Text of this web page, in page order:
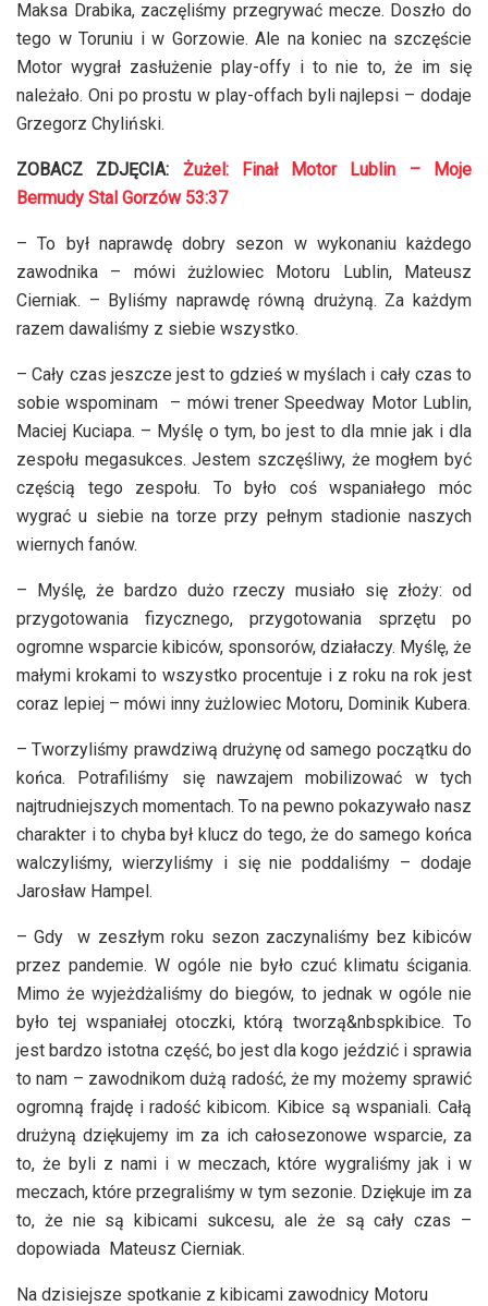
Maksa Drabika, zaczęliśmy przegrywać mecze. Doszło do
tego w Toruniu i w Gorzowie. Ale na koniec na szczęście
Motor wygrał zasłużenie play-offy i to nie to, że im się
należało. Oni po prostu w play-offach byli najlepsi – dodaje
Grzegorz Chyliński.
ZOBACZ ZDJĘCIA: Żużel: Finał Motor Lublin – Moje
Bermudy Stal Gorzów 53:37
– To był naprawdę dobry sezon w wykonaniu każdego
zawodnika – mówi żużlowiec Motoru Lublin, Mateusz
Cierniak. – Byliśmy naprawdę równą drużyną. Za każdym
razem dawaliśmy z siebie wszystko.
– Cały czas jeszcze jest to gdzieś w myślach i cały czas to
sobie wspominam – mówi trener Speedway Motor Lublin,
Maciej Kuciapa. – Myślę o tym, bo jest to dla mnie jak i dla
zespołu megasukces. Jestem szczęśliwy, że mogłem być
częścią tego zespołu. To było coś wspaniałego móc
wygrać u siebie na torze przy pełnym stadionie naszych
wiernych fanów.
– Myślę, że bardzo dużo rzeczy musiało się złoży: od
przygotowania fizycznego, przygotowania sprzętu po
ogromne wsparcie kibiców, sponsorów, działaczy. Myślę, że
małymi krokami to wszystko procentuje i z roku na rok jest
coraz lepiej – mówi inny żużlowiec Motoru, Dominik Kubera.
– Tworzyliśmy prawdziwą drużynę od samego początku do
końca. Potrafiliśmy się nawzajem mobilizować w tych
najtrudniejszych momentach. To na pewno pokazywało nasz
charakter i to chyba był klucz do tego, że do samego końca
walczyliśmy, wierzyliśmy i się nie poddaliśmy – dodaje
Jarosław Hampel.
– Gdy w zeszłym roku sezon zaczynaliśmy bez kibiców
przez pandemie. W ogóle nie było czuć klimatu ścigania.
Mimo że wyjeżdżaliśmy do biegów, to jednak w ogóle nie
było tej wspaniałej otoczki, którą tworzą&nbspkibice. To
jest bardzo istotna część, bo jest dla kogo jeździć i sprawia
to nam – zawodnikom dużą radość, że my możemy sprawić
ogromną frajdę i radość kibicom. Kibice są wspaniali. Całą
drużyną dziękujemy im za ich całosezonowe wsparcie, za
to, że byli z nami i w meczach, które wygraliśmy jak i w
meczach, które przegraliśmy w tym sezonie. Dziękuje im za
to, że nie są kibicami sukcesu, ale że są cały czas –
dopowiada Mateusz Cierniak.
Na dzisiejsze spotkanie z kibicami zawodnicy Motoru